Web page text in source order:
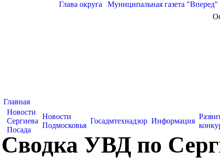
Глава округа Муниципальная газета "Вперед"
Главная
Новости
Сергиева
Посада
Новости
Подмосковья
Госадмтехнадзор Информация
Сводка УВД по